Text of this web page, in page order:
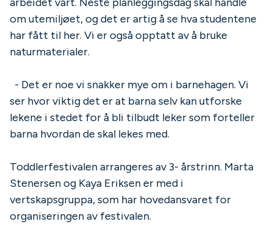
om utemiljøet, og det er artig å se hva studentene
har fått til her. Vi er også opptatt av å bruke
naturmaterialer.
- Det er noe vi snakker mye om i barnehagen. Vi
ser hvor viktig det er at barna selv kan utforske
lekene i stedet for å bli tilbudt leker som forteller
barna hvordan de skal lekes med.
Toddlerfestivalen arrangeres av 3- årstrinn. Marta
Stenersen og Kaya Eriksen er med i
vertskapsgruppa, som har hovedansvaret for
organiseringen av festivalen.